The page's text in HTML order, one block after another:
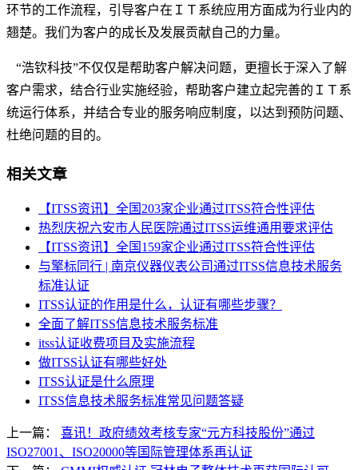
环节的工作流程，引导客户在ＩＴ系统应用方面成为行业内的
翘楚。我们为客户的成长及发展贡献自己的力量。
“浩钦科技”不仅仅是帮助客户解决问题，更擅长于深入了解
客户需求，结合行业实施经验，帮助客户建立起完善的ＩＴ系
统运行体系，并结合专业的服务响应制度，以达到预防问题、
杜绝问题的目的。
相关文章
【ITSS资讯】全国203家企业通过ITSS符合性评估
热烈庆祝六安市人民医院通过ITSS运维通用要求评估
【ITSS资讯】全国159家企业通过ITSS符合性评估
与擎标同行 | 南京仪器仪表公司通过ITSS信息技术服务
标准认证
ITSS认证的作用是什么，认证有哪些步骤？
全面了解ITSS信息技术服务标准
itss认证收费项目及实施流程
做ITSS认证有哪些好处
ITSS认证是什么原理
ITSS信息技术服务标准常见问题答疑
上一篇： 喜讯！政府绩效考核专家“元方科技股份”通过
ISO27001、ISO20000等国际管理体系再认证